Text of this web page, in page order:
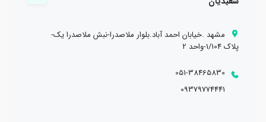
زالو درمانی
مشهد .خیابان احمد آباد.بلوار ملاصدرا-نبش ملاصدرا یک-
پلاک 1/104-واحد 2
051-38465830
09379774441